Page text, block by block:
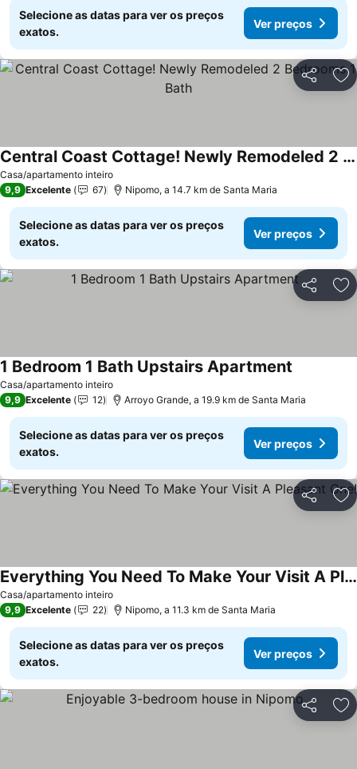
Selecione as datas para ver os preços
exatos.
Ver preços
Partilhar
Casa/apartamento inteiro
Central Coast Cottage! Newly Remodeled 2 Bedrooms 1 Bath
9,9 Excelente 67 Nipomo, a 14.7 km de Santa Maria
Selecione as datas para ver os preços
exatos.
Ver preços
Partilhar
Casa/apartamento inteiro
1 Bedroom 1 Bath Upstairs Apartment
9,9 Excelente 12 Arroyo Grande, a 19.9 km de Santa Maria
Selecione as datas para ver os preços
exatos.
Ver preços
Partilhar
Casa/apartamento inteiro
Everything You Need To Make Your Visit A Pleasant One!
9,9 Excelente 22 Nipomo, a 11.3 km de Santa Maria
Selecione as datas para ver os preços
exatos.
Ver preços
Partilhar